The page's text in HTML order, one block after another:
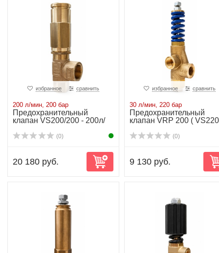
избранное сравнить
200 л/мин, 200 бар
Предохранительный
клапан VS200/200 - 200л/
(0)
20 180 руб.
избранное сравнить
30 л/мин, 220 бар
Предохранительный
клапан VRP 200 (
(0)
9 130 руб.